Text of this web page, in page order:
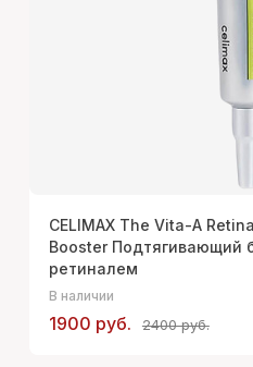
CELIMAX The Vita-A
Booster Подтягивающий
ретиналем
В наличии
1900 руб. 2400 руб.